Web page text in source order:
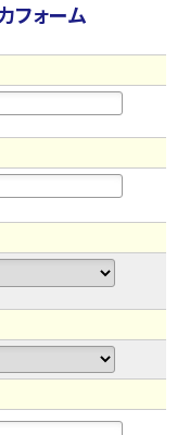
フォーム